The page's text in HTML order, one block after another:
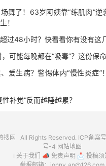
舞了！63岁阿姨靠“练肌肉”逆
！
过48小时？快看看你有没有这
，可能每晚都在“吸毒”？这份保
爱生病？警惕体内“慢性炎症”
补觉”反而越睡越累？
搜网 All Rights Reserved. ICP备案号
号-4 网站地图
ℹ️ 关于我们 📣 免责声明 📩 投稿须